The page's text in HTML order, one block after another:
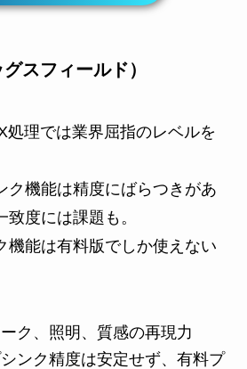
スフィールド）
処理では業界屈指のレベルを
ク機能は精度にばらつきがあ
致度には課題も。
機能は有料版でしか使えない
ク、照明、質感の再現力
シンク精度は安定せず、有料プ